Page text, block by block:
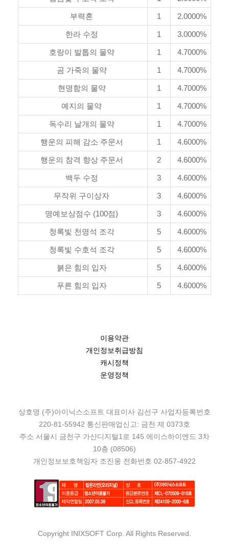
부력혼 1 2.0000%
한라 수정 1 3.0000%
호랑이 발톱의 물약 1 4.7000%
곰 가죽의 물약 1 4.7000%
현명함의 물약 1 4.7000%
예지의 물약 1 4.7000%
독수리 날개의 물약 1 4.7000%
행운의 피해 감소 주문서 1 4.6000%
행운의 참격 향상 주문서 2 4.6000%
백두 수정 3 4.6000%
무작위 구이상자 3 4.6000%
명예보상점수 (100점) 3 4.6000%
청록빛 천명석 조각 5 4.6000%
청록빛 수호석 조각 5 4.6000%
붉은 힘의 입자 5 4.6000%
푸른 힘의 입자 5 4.6000%
이용약관
개인정보취급방침
캐시정책
운영정책
상호명 (주)아이닉스소프트 대표이사 김선구 사업자등록번호
220-81-55942 통신판매업신고: 금천 제 0373호
주소 서울시 금천구 가산디지털1로 145 에이스하이엔드 3차
10층 (08506)
개인정보보호책임자 조진웅 전화번호 02-857-4922
Copyright INIXSOFT Corp. All Rights Reserved.